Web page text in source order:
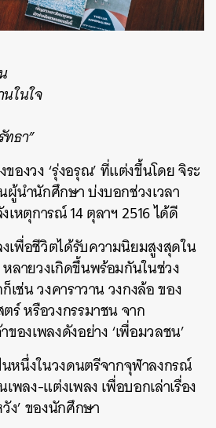
ในใจ
ธา”
องวง ‘รุ่งอรุณ’ ที่แต่งขึ้นโดย จิระ
นำนักศึกษา บ่งบอกช่วงเวลา
หตุการณ์ 14 ตุลาฯ 2516 ได้ดี
งเพื่อชีวิตได้รับความนิยมสูงสุดใน
ลายวงเกิดขึ้นพร้อมกันในช่วง
เช่น วงคาราวาน วงกงล้อ ของ
ร์ หรือวงกรรมาชน จาก
องเพลงดังอย่าง ‘เพื่อมวลชน’
หนึ่งในวงดนตรีจากจุฬาลงกรณ์
พลง-แต่งเพลง เพื่อบอกเล่าเรื่อง
ง’ ของนักศึกษา